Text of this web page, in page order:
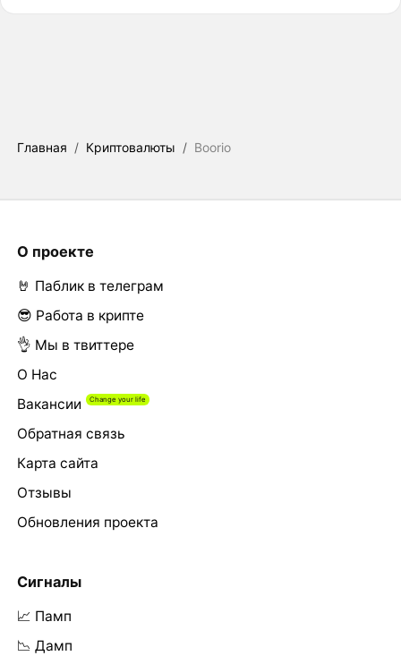
Главная / Криптовалюты / Boorio
О проекте
🤘 Паблик в телеграм
😎 Работа в крипте
👌 Мы в твиттере
О Нас
Вакансии
Обратная связь
Карта сайта
Отзывы
Обновления проекта
Сигналы
📈 Памп
📉 Дамп